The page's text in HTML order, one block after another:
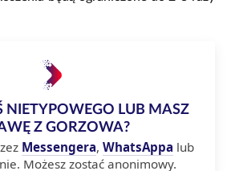
NIETYPOWEGO LUB MASZ
Z GORZOWA?
Messengera, WhatsAppa lub
Możesz zostać anonimowy.